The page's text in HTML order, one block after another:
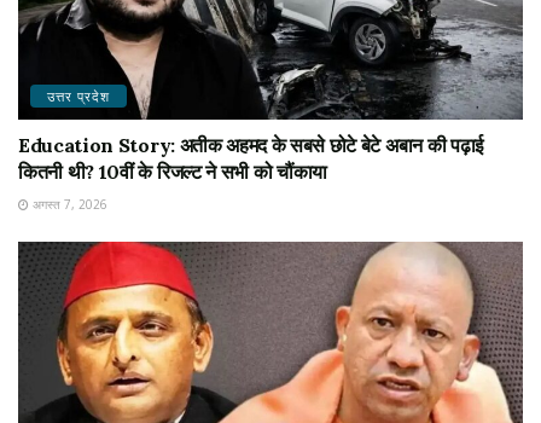
उत्तर प्रदेश
Education Story: अतीक अहमद के सबसे छोटे बेटे अबान की पढ़ाई
कितनी थी? 10वीं के रिजल्ट ने सभी को चौंकाया
अगस्त 7, 2026